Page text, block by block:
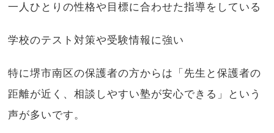
一人ひとりの性格や目標に合わせた指導をしている
学校のテスト対策や受験情報に強い
特に堺市南区の保護者の方からは「先生と保護者の
距離が近く、相談しやすい塾が安心できる」という
声が多いです。